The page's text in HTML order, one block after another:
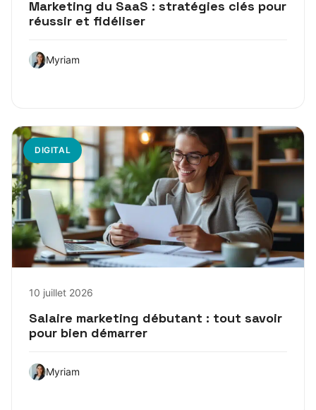
Marketing du SaaS : stratégies clés pour
réussir et fidéliser
Myriam
DIGITAL
10 juillet 2026
Salaire marketing débutant : tout savoir
pour bien démarrer
Myriam